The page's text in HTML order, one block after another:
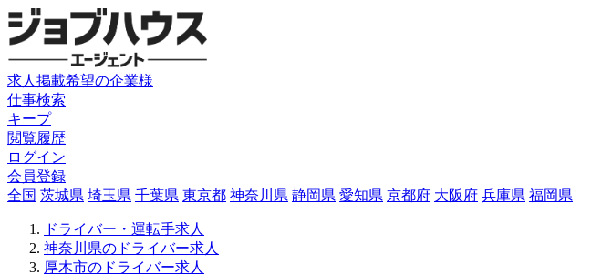
求人掲載希望の企業様
仕事検索
キープ
閲覧履歴
ログイン
会員登録
全国 茨城県 埼玉県 千葉県 東京都 神奈川県 静岡県 愛知県 京都府 大阪府 兵庫県 福岡県
ドライバー・運転手求人
神奈川県のドライバー求人
厚木市のドライバー求人